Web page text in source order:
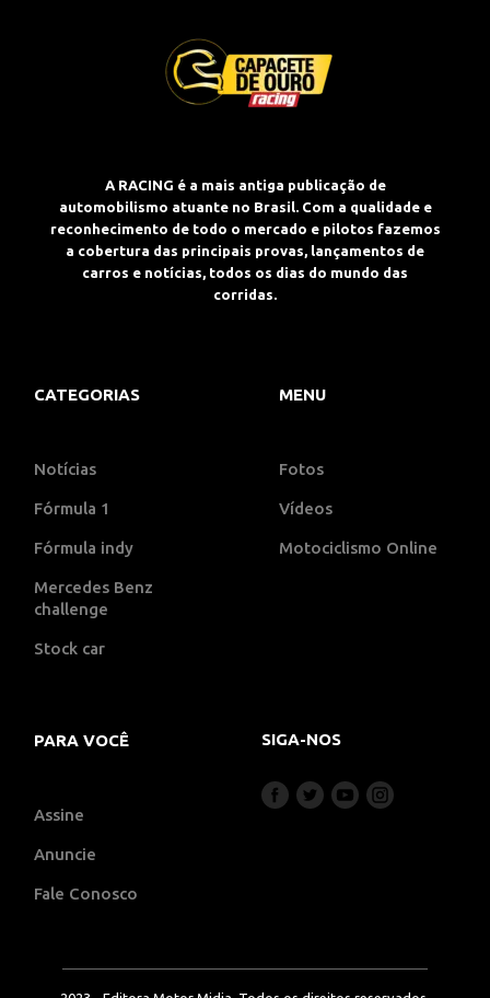
A RACING é a mais antiga publicação de
automobilismo atuante no Brasil. Com a qualidade e
reconhecimento de todo o mercado e pilotos fazemos
a cobertura das principais provas, lançamentos de
carros e notícias, todos os dias do mundo das
corridas.
CATEGORIAS
Notícias
Fórmula 1
Fórmula indy
Mercedes Benz
challenge
Stock car
MENU
Fotos
Vídeos
Motociclismo Online
PARA VOCÊ
Assine
Anuncie
Fale Conosco
SIGA-NOS